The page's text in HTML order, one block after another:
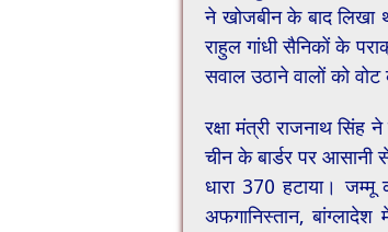
ने खोजबीन के बाद लिखा
राहुल गांधी सैनिकों के
सवाल उठाने वालों को
रक्षा मंत्री राजनाथ
चीन के बार्डर पर
धारा 370 हटाया।
अफगानिस्तान,